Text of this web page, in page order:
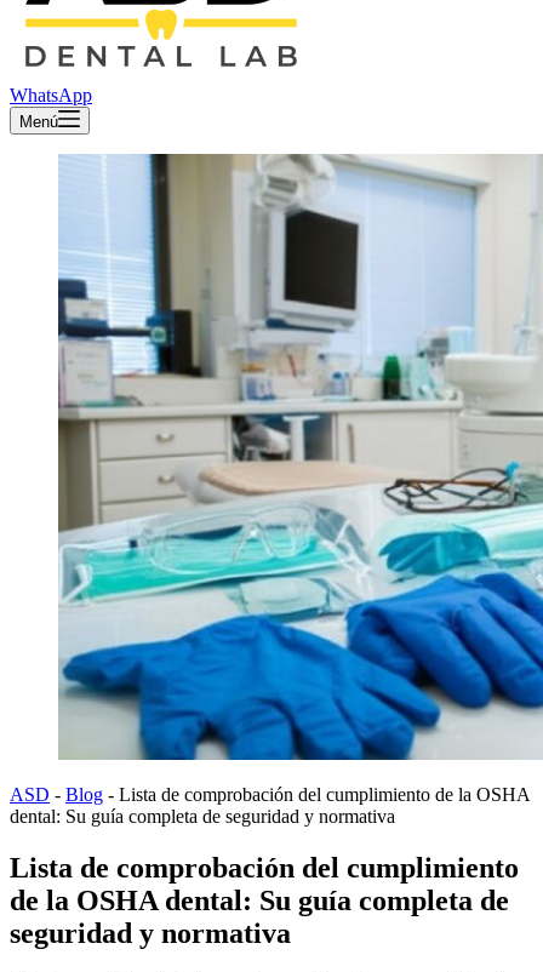
WhatsApp
Menú
ASD - Blog - Lista de comprobación del cumplimiento de la OSHA
dental: Su guía completa de seguridad y normativa
Lista de comprobación del cumplimiento
de la OSHA dental: Su guía completa de
seguridad y normativa